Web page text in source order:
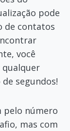
pode
de contatos
você
segundos!
pelo número
mas com